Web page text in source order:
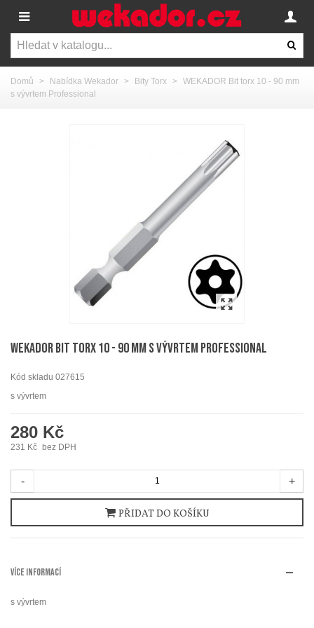
Domů > Nabídka Wekador > Bity Torx > WEKADOR Bit torx 10 - 90 mm
s vývrtem Professional
WEKADOR Bit torx 10 - 90 mm s vývrtem Professional
Kód skladu 027615
s vývrtem
280 Kč
231 Kč bez DPH
- +
PŘIDAT DO KOŠÍKU
VÍCE INFORMACÍ
s vývrtem